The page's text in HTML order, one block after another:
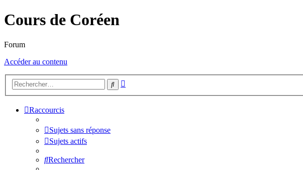
Cours de Coréen
Forum
Accéder au contenu
Rechercher
Raccourcis
Sujets sans réponse
Sujets actifs
Rechercher